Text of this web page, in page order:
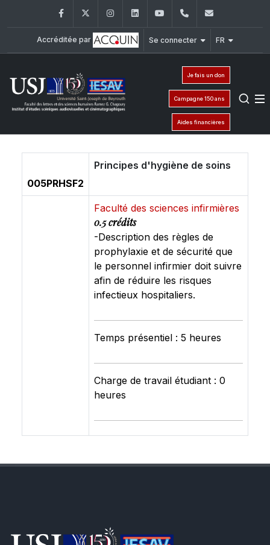
FacebookTwitter InstagramLinkedInYouTube+961 (1) 421 530
Accréditée par Se connecter FR
Je fais un don
Campagne 150 ans
Aides financières
005PRHSF2
Principes d'hygiène de soins
Faculté des sciences infirmières
0.5 crédits
-Description des règles de
prophylaxie et de sécurité que
le personnel infirmier doit suivre
afin de réduire les risques
infectieux hospitaliers.
Temps présentiel : 5 heures
Charge de travail étudiant : 0
heures